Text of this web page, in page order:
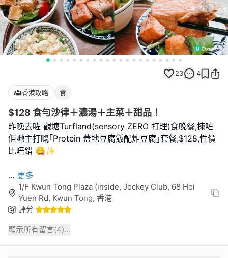
23 4
香港攻略 食
$128 食勻沙律＋濃湯＋主菜＋甜品！
昨晚去咗 觀塘Turfland(sensory ZERO 打理)食晚餐,揀咗
佢哋主打嘅｢Protein 蓋地豆腐飯配炸豆腐｣套餐,$128,性價
比唔錯 😋✨
... 更多
1/F Kwun Tong Plaza (inside, Jockey Club, 68 Hoi
Yuen Rd, Kwun Tong, 香港
評分
顯示所有留言(4)...